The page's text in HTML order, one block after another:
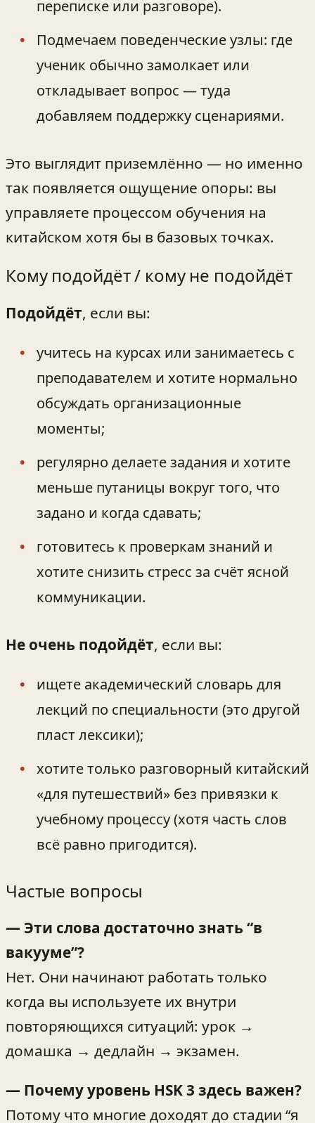
переписке или разговоре).
Подмечаем поведенческие узлы: где
ученик обычно замолкает или
откладывает вопрос — туда
добавляем поддержку сценариями.
Это выглядит приземлённо — но именно
так появляется ощущение опоры: вы
управляете процессом обучения на
китайском хотя бы в базовых точках.
Кому подойдёт / кому не подойдёт
Подойдёт, если вы:
учитесь на курсах или занимаетесь с
преподавателем и хотите нормально
обсуждать организационные
моменты;
регулярно делаете задания и хотите
меньше путаницы вокруг того, что
задано и когда сдавать;
готовитесь к проверкам знаний и
хотите снизить стресс за счёт ясной
коммуникации.
Не очень подойдёт, если вы:
ищете академический словарь для
лекций по специальности (это другой
пласт лексики);
хотите только разговорный китайский
«для путешествий» без привязки к
учебному процессу (хотя часть слов
всё равно пригодится).
Частые вопросы
— Эти слова достаточно знать “в
вакууме”?
Нет. Они начинают работать только
когда вы используете их внутри
повторяющихся ситуаций: урок →
домашка → дедлайн → экзамен.
— Почему уровень HSK 3 здесь важен?
Потому что многие доходят до стадии “я